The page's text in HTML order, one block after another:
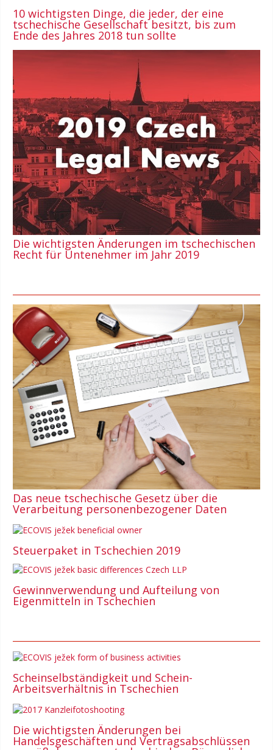
10 wichtigsten Dinge, die jeder, der eine
tschechische Gesellschaft besitzt, bis zum
Ende des Jahres 2018 tun sollte
Die wichtigsten Änderungen im tschechischen
Recht für Untenehmer im Jahr 2019
Das neue tschechische Gesetz über die
Verarbeitung personenbezogener Daten
Steuerpaket in Tschechien 2019
Gewinnverwendung und Aufteilung von
Eigenmitteln in Tschechien
Scheinselbständigkeit und Schein-
Arbeitsverhältnis in Tschechien
Die wichtigsten Änderungen bei
Handelsgeschäften und Vertragsabschlüssen